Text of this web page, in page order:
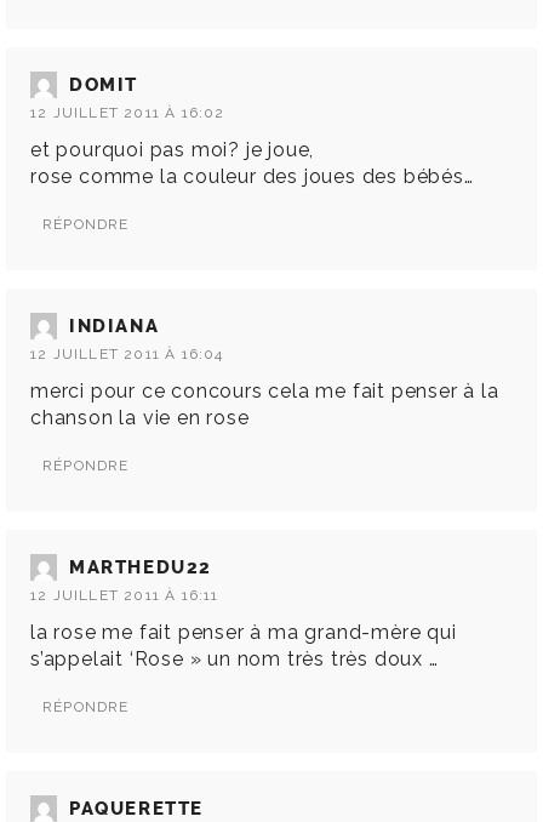
DOMIT
12 JUILLET 2011 À 16:02
et pourquoi pas moi? je joue,
rose comme la couleur des joues des bébés…
RÉPONDRE
INDIANA
12 JUILLET 2011 À 16:04
merci pour ce concours cela me fait penser à la
chanson la vie en rose
RÉPONDRE
MARTHEDU22
12 JUILLET 2011 À 16:11
la rose me fait penser à ma grand-mère qui
s’appelait ‘Rose » un nom très très doux …
RÉPONDRE
PAQUERETTE